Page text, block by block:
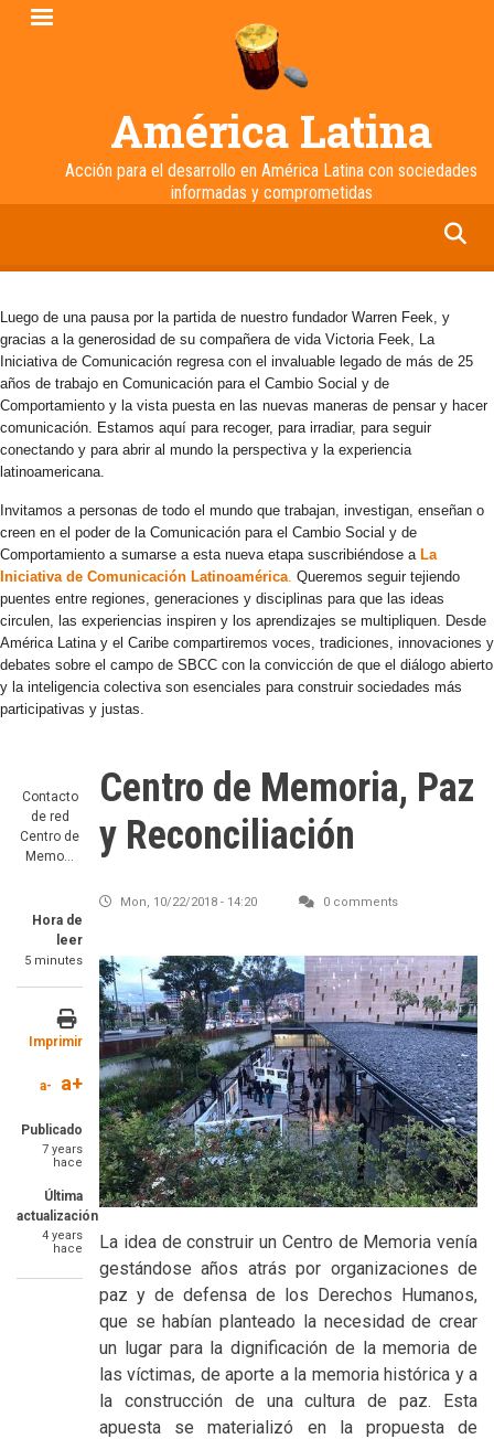
Pasar
América Latina
Acción para el desarrollo en América Latina con sociedades
informadas y comprometidas
Luego de una pausa por la partida de nuestro fundador Warren Feek, y
gracias a la generosidad de su compañera de vida Victoria Feek, La
Iniciativa de Comunicación regresa con el invaluable legado de más de 25
años de trabajo en Comunicación para el Cambio Social y de
Comportamiento y la vista puesta en las nuevas maneras de pensar y hacer
comunicación. Estamos aquí para recoger, para irradiar, para seguir
conectando y para abrir al mundo la perspectiva y la experiencia
latinoamericana.
Invitamos a personas de todo el mundo que trabajan, investigan, enseñan o
creen en el poder de la Comunicación para el Cambio Social y de
Comportamiento a sumarse a esta nueva etapa suscribiéndose a La
Iniciativa de Comunicación Latinoamérica. Queremos seguir tejiendo
puentes entre regiones, generaciones y disciplinas para que las ideas
circulen, las experiencias inspiren y los aprendizajes se multipliquen. Desde
América Latina y el Caribe compartiremos voces, tradiciones, innovaciones y
debates sobre el campo de SBCC con la convicción de que el diálogo abierto
y la inteligencia colectiva son esenciales para construir sociedades más
participativas y justas.
Contacto
de red
Centro de
Memo…
Hora de
leer
5 minutes
Imprimir
a- a+
Publicado
7 years
hace
Última
actualización
4 years
hace
Centro de Memoria, Paz
y Reconciliación
Mon, 10/22/2018 - 14:20 0 comments
La idea de construir un Centro de Memoria venía
gestándose años atrás por organizaciones de
paz y de defensa de los Derechos Humanos,
que se habían planteado la necesidad de crear
un lugar para la dignificación de la memoria de
las víctimas, de aporte a la memoria histórica y a
la construcción de una cultura de paz. Esta
apuesta se materializó en la propuesta de